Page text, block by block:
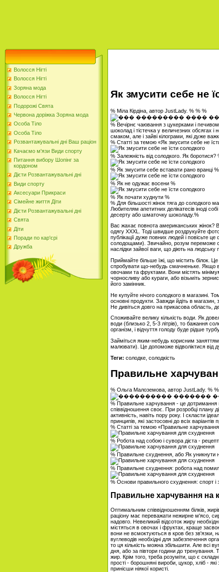
Волосся Нігті
Волосся Нігті
Зоряна мода
Волосся Нігті
Подорожі Свята
Червона доріжка Зоряна мода
Особа Тіло
Особа Тіло
Розвантажувальні дні Ваш раціон
Качаємо м'язи Види спорту
Питання вибору Шопінг за
кордоном
Дієти Розвантажувальні дні
Види спорту
Аксесуари Прикраси
Сімейне життя Діти
Дієти Розвантажувальні дні
Свята
Діти
Поради по кар'єрі
Дружба
Як змусити себе не
% Міла Кірдіна, автор JustLady. % % %
% Вечірнє чаювання з цукерками і
шоколад і тістечка у величезних обсягах
смаком, але і зайві кілограми, які дуже
% Статті за темою «Як змусити себе не
% Залежність від солодкого. Як боротися?
% Як змусити себе вставати рано вранці %
% Як не одужає восени %
% Як почати худнути %
% Для більшості жінок тяга до солодкого
Любителям апетитних делікатесів іноді
десерту або шматочку шоколаду.%
Вас жахає повнота американських жінок?
одягу XXXL. Тоді швидше роздрукуйте
публікації дуже повних людей і повісьте
солодощами). Звичайно, розум переможе
наслідки зайвої ваги, що діють на людську
Приймайте більше їжі, що містить білок.
спробувати що-небудь смачненьке. Якщо
овочами та фруктами. Вони містять
чорносливу або кураги, або візьміть
його замінник.
Не купуйте нічого солодкого в магазині.
основні продукти. Завжди йдіть в
Не дивіться довго на прикасова область,
Споживайте велику кількість води. Як
води (близько 2, 5-3 літрів), то бажання
організм, і відчуття голоду буде рідше
Займіться яким-небудь корисним
малювати). Це допоможе відволіктися від
Теги: солодке, солодкість
Правильне
% Ольга Малоземова, автор JustLady. %
% Правильне харчування - це дотримання
співвідношення своє. При розробці плану
активність, навіть пору року. І скласти
принципів, які застосовні до всіх
% Статті за темою «Правильне
% Робота над собою і сувора дієта -
% Правильне схуднення, або Як уникнути
% Правильне схуднення: робота над
% Основи правильного схуднення: спорт і
Правильне харчування
Оптимальним співвідношенням білків,
раціону має переважати нежирне м'ясо,
надовго. Невеликий відсоток жиру
містяться в овочах і фруктах, краще
вони не всмоктуються в кров без зв'язки,
вуглеводів необхідні для забезпечення
то ця кількість можна збільшити. Але всі
дня, або за півтори години до тренування.
жир. Крім того, треба розуміти, що є
прості - борошняні вироби, цукор, хліб -
принісши ніякої користі.